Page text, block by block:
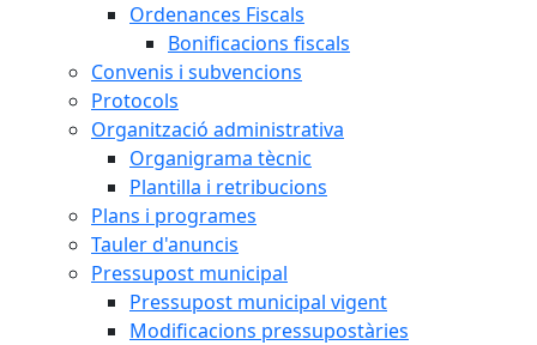
Ordenances Fiscals
Bonificacions fiscals
Convenis i subvencions
Protocols
Organització administrativa
Organigrama tècnic
Plantilla i retribucions
Plans i programes
Tauler d'anuncis
Pressupost municipal
Pressupost municipal vigent
Modificacions pressupostàries